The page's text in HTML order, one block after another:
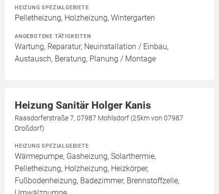
HEIZUNG SPEZIALGEBIETE
Pelletheizung, Holzheizung, Wintergarten
ANGEBOTENE TÄTIGKEITEN
Wartung, Reparatur, Neuinstallation / Einbau,
Austausch, Beratung, Planung / Montage
Heizung Sanitär Holger Kanis
Raasdorferstraße 7, 07987 Mohlsdorf (25km von 07987
Droßdorf)
HEIZUNG SPEZIALGEBIETE
Wärmepumpe, Gasheizung, Solarthermie,
Pelletheizung, Holzheizung, Heizkörper,
Fußbodenheizung, Badezimmer, Brennstoffzelle,